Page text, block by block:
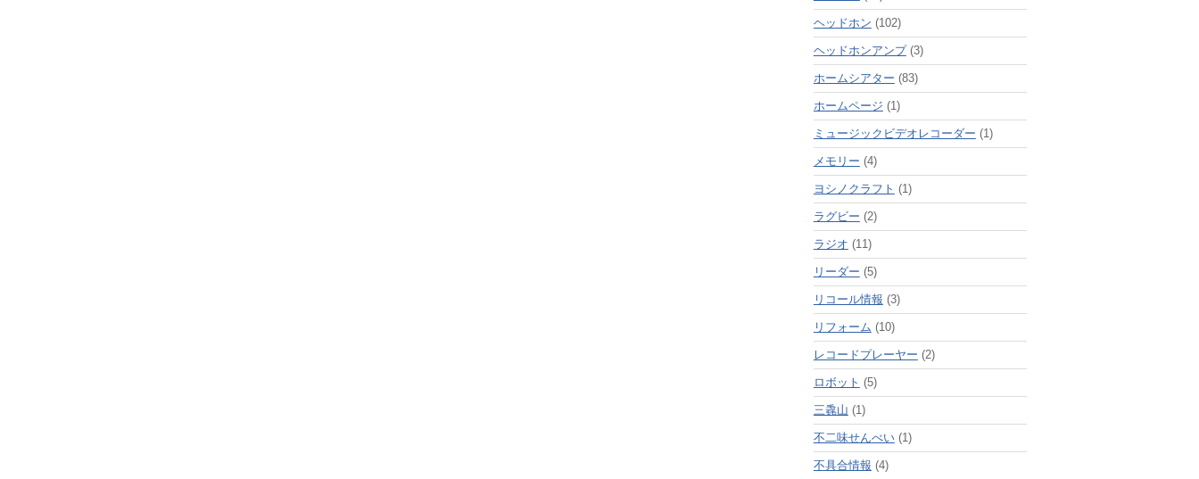
ヘッドホン (102)
ヘッドホンアンプ(3)
ホームシアター (83)
ホームページ (1)
ミュージックビデオレコーダー (1)
メモリー (4)
ヨシノクラフト (1)
ラグビー (2)
ラジオ (11)
リーダー (5)
リコール情報 (3)
リフォーム (10)
レコードプレーヤー (2)
ロボット (5)
三毳山 (1)
不二味せんべい(1)
不具合情報 (4)